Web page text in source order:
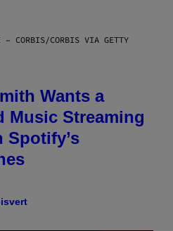
– CORBIS/CORBIS VIA GETTY
Wants a
Music Streaming